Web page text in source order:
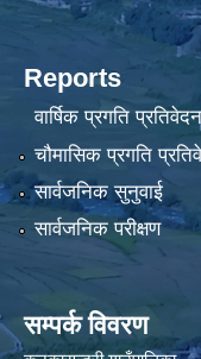
Reports
वार्षिक प्रगति प्रतिवेदन
चौमासिक प्रगति
सार्वजनिक सुनुवाई
सार्वजनिक परीक्षण
सम्पर्क विवरण